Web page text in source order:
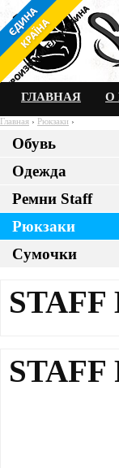
ГЛАВНАЯ О
Главная › Рюкзаки ›
Обувь
Одежда
Ремни Staff
Рюкзаки
Сумочки
STAFF